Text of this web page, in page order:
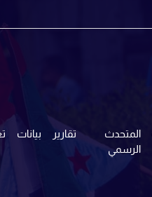
المتحدث
الرسمي
تقارير بيانات